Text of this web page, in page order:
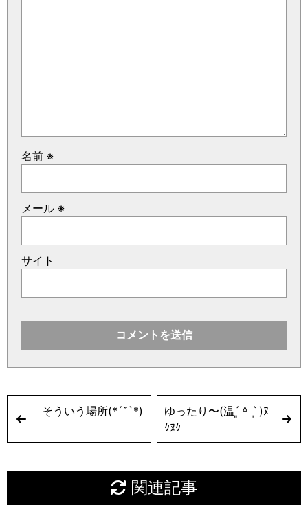
名前 ※
メール ※
サイト
そういう場所(*´˘`*)
ゆったり〜(温ˊ͈ ᐞ ˋ͈ )ﾇ
ｸﾇｸ
関連記事